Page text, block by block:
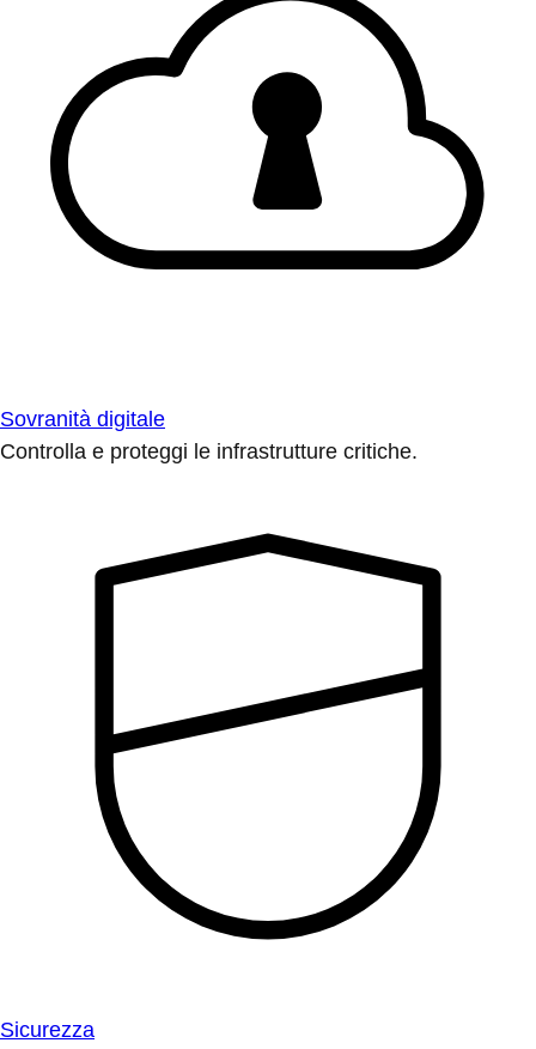
Sovranità digitale
Controlla e proteggi le infrastrutture critiche.
Sicurezza